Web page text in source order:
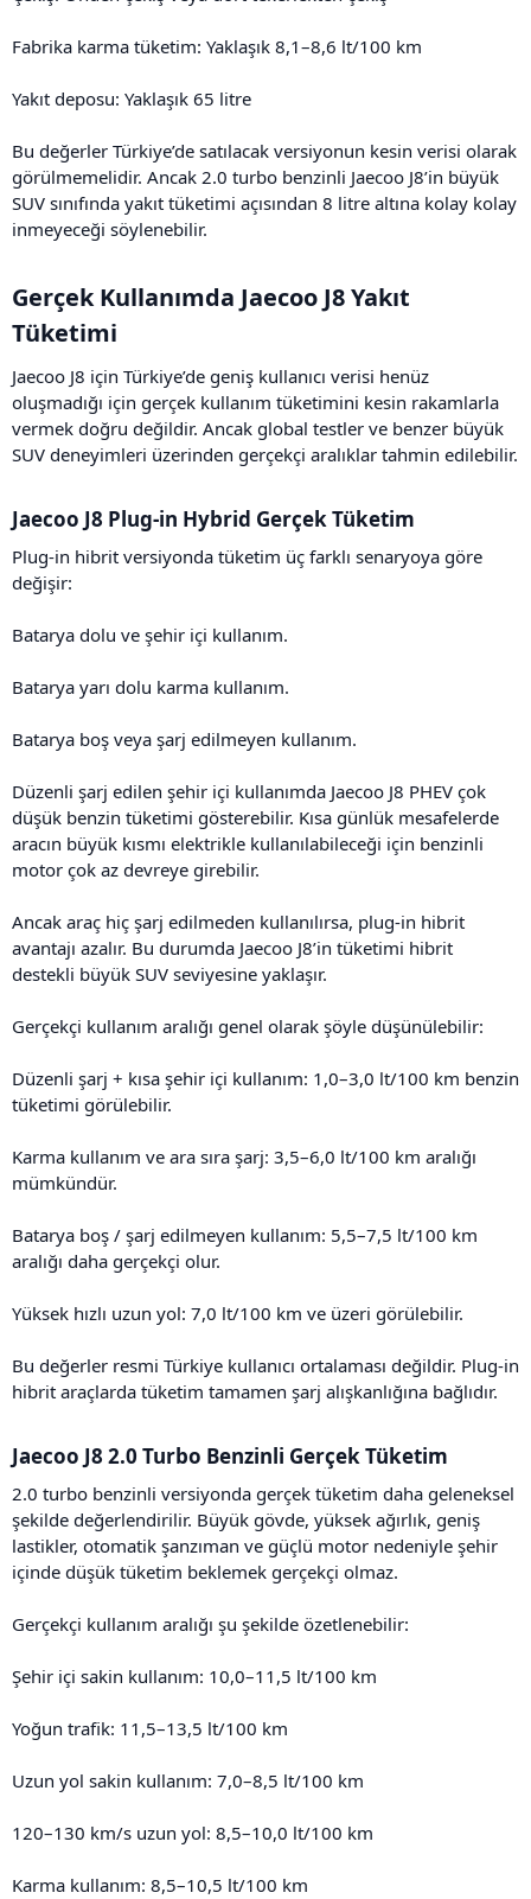
Fabrika karma tüketim: Yaklaşık 8,1–8,6 lt/100 km
Yakıt deposu: Yaklaşık 65 litre
Bu değerler Türkiye’de satılacak versiyonun kesin verisi olarak
görülmemelidir. Ancak 2.0 turbo benzinli Jaecoo J8’in büyük
SUV sınıfında yakıt tüketimi açısından 8 litre altına kolay kolay
inmeyeceği söylenebilir.
Gerçek Kullanımda Jaecoo J8 Yakıt
Tüketimi​
Jaecoo J8 için Türkiye’de geniş kullanıcı verisi henüz
oluşmadığı için gerçek kullanım tüketimini kesin rakamlarla
vermek doğru değildir. Ancak global testler ve benzer büyük
SUV deneyimleri üzerinden gerçekçi aralıklar tahmin edilebilir.
Jaecoo J8 Plug-in Hybrid Gerçek Tüketim​
Plug-in hibrit versiyonda tüketim üç farklı senaryoya göre
değişir:
Batarya dolu ve şehir içi kullanım.
Batarya yarı dolu karma kullanım.
Batarya boş veya şarj edilmeyen kullanım.
Düzenli şarj edilen şehir içi kullanımda Jaecoo J8 PHEV çok
düşük benzin tüketimi gösterebilir. Kısa günlük mesafelerde
aracın büyük kısmı elektrikle kullanılabileceği için benzinli
motor çok az devreye girebilir.
Ancak araç hiç şarj edilmeden kullanılırsa, plug-in hibrit
avantajı azalır. Bu durumda Jaecoo J8’in tüketimi hibrit
destekli büyük SUV seviyesine yaklaşır.
Gerçekçi kullanım aralığı genel olarak şöyle düşünülebilir:
Düzenli şarj + kısa şehir içi kullanım: 1,0–3,0 lt/100 km benzin
tüketimi görülebilir.
Karma kullanım ve ara sıra şarj: 3,5–6,0 lt/100 km aralığı
mümkündür.
Batarya boş / şarj edilmeyen kullanım: 5,5–7,5 lt/100 km
aralığı daha gerçekçi olur.
Yüksek hızlı uzun yol: 7,0 lt/100 km ve üzeri görülebilir.
Bu değerler resmi Türkiye kullanıcı ortalaması değildir. Plug-in
hibrit araçlarda tüketim tamamen şarj alışkanlığına bağlıdır.
Jaecoo J8 2.0 Turbo Benzinli Gerçek Tüketim​
2.0 turbo benzinli versiyonda gerçek tüketim daha geleneksel
şekilde değerlendirilir. Büyük gövde, yüksek ağırlık, geniş
lastikler, otomatik şanzıman ve güçlü motor nedeniyle şehir
içinde düşük tüketim beklemek gerçekçi olmaz.
Gerçekçi kullanım aralığı şu şekilde özetlenebilir:
Şehir içi sakin kullanım: 10,0–11,5 lt/100 km
Yoğun trafik: 11,5–13,5 lt/100 km
Uzun yol sakin kullanım: 7,0–8,5 lt/100 km
120–130 km/s uzun yol: 8,5–10,0 lt/100 km
Karma kullanım: 8,5–10,5 lt/100 km